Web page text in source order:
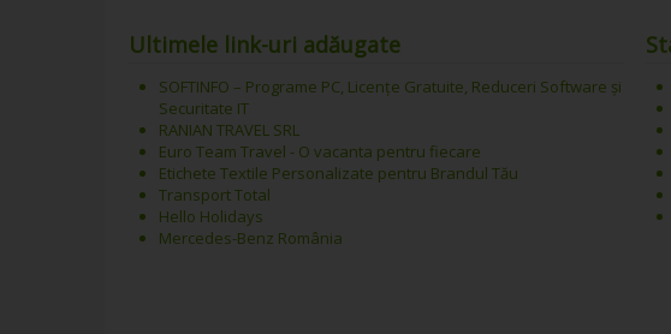
Ultimele link-uri adăugate
SOFTINFO – Programe PC, Licențe Gratuite, Reduceri Software și
Securitate IT
RANIAN TRAVEL SRL
Euro Team Travel - O vacanta pentru fiecare
Etichete Textile Personalizate pentru Brandul Tău
Transport Total
Hello Holidays
Mercedes-Benz România